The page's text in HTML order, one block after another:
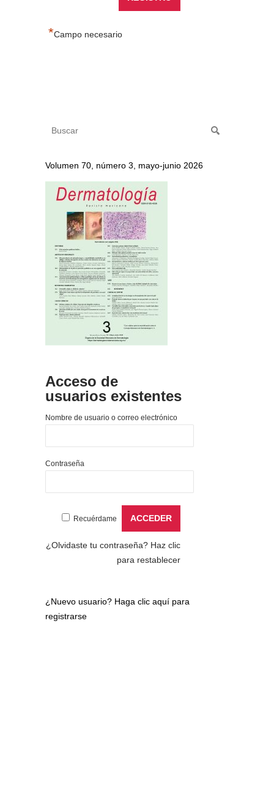
*Campo necesario
Volumen 70, número 3, mayo-junio 2026
Acceso de
usuarios existentes
Nombre de usuario o correo electrónico
Contraseña
Recuérdame
¿Olvidaste tu contraseña? Haz clic
para restablecer
¿Nuevo usuario? Haga clic aquí para
registrarse